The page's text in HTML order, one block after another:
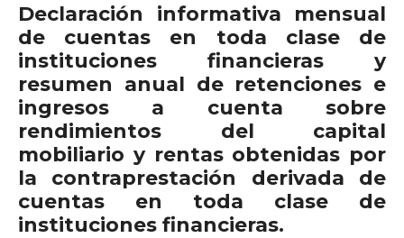
Declaración informativa mensual
de cuentas en toda clase de
instituciones financieras y
resumen anual de retenciones e
ingresos a cuenta sobre
rendimientos del capital
mobiliario y rentas obtenidas por
la contraprestación derivada de
cuentas en toda clase de
instituciones financieras.